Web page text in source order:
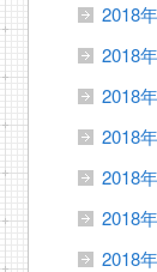
2018
2018
2018
2018
2018
2018
2018